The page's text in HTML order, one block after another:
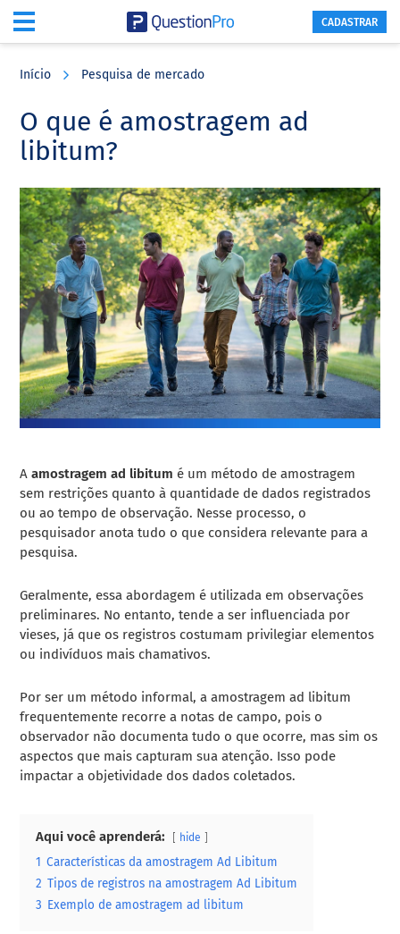
content
sidebar
CADASTRAR
Início Pesquisa de mercado
O que é amostragem ad
libitum?
Aamostragem ad libitum é um método de amostragem
sem restrições quanto à quantidade de dados registrados
ou ao tempo de observação. Nesse processo, o
pesquisador anota tudo o que considera relevante para a
pesquisa.
Geralmente, essa abordagem é utilizada em observações
preliminares. No entanto, tende a ser influenciada por
vieses, já que os registros costumam privilegiar elementos
ou indivíduos mais chamativos.
Por ser um método informal, a amostragem ad libitum
frequentemente recorre a notas de campo, pois o
observador não documenta tudo o que ocorre, mas sim os
aspectos que mais capturam sua atenção. Isso pode
impactar a objetividade dos dados coletados.
Aqui você aprenderá: hide
1 Características da amostragem Ad Libitum
2 Tipos de registros na amostragem Ad Libitum
3 Exemplo de amostragem ad libitum